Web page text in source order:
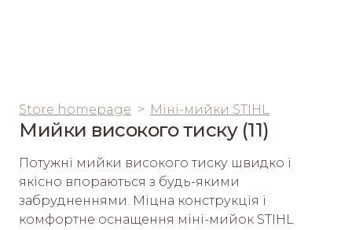
Store homepage Міні-мийки STIHL
Мийки високого тиску (11)
Потужні мийки високого тиску швидко і
якісно впораються з будь-якими
забрудненнями. Міцна конструкція і
комфортне оснащення міні-мийок STIHL